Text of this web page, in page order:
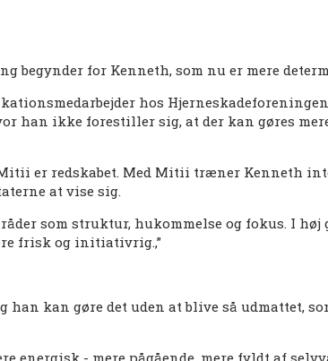
begynder for Kenneth, som nu er mere
hos
han ikke forestiller sig, at der kan gøres
er redskabet. Med Mitii træner Kenneth
at vise sig.
som struktur, hukommelse og fokus. I
frisk og initiativrig.,”
han kan gøre det uden at blive så udmattet,
energisk - mere pågående, mere fyldt af